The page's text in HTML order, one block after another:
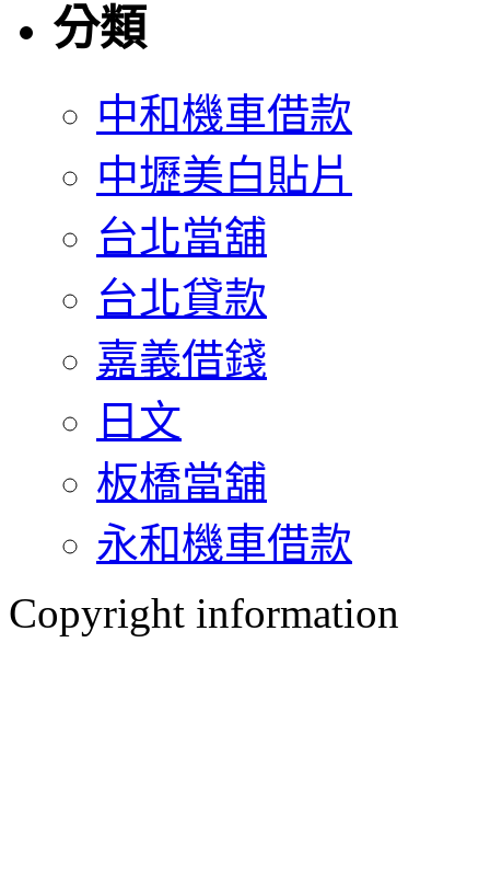
分類
中和機車借款
中壢美白貼片
台北當舖
台北貸款
嘉義借錢
日文
板橋當舖
永和機車借款
Copyright information